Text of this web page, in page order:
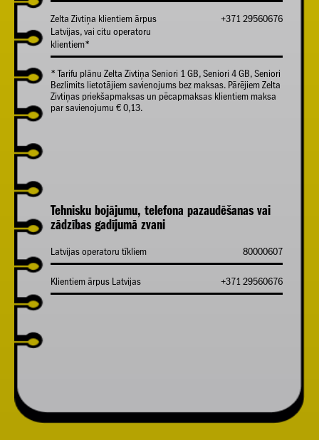
Zelta Zivtiņa klientiem ārpus
Latvijas, vai citu operatoru
klientiem*
+371 29560676
* Tarifu plānu Zelta Zivtiņa Seniori 1 GB, Seniori 4 GB, Seniori
Bezlimits lietotājiem savienojums bez maksas. Pārējiem Zelta
Zivtiņas priekšapmaksas un pēcapmaksas klientiem maksa
par savienojumu € 0,13.
Tehnisku bojājumu, telefona pazaudēšanas vai
zādzības gadījumā zvani
Latvijas operatoru tīkliem 80000607
Klientiem ārpus Latvijas +371 29560676